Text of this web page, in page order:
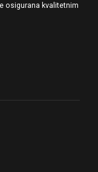
osigurana kvalitetnim